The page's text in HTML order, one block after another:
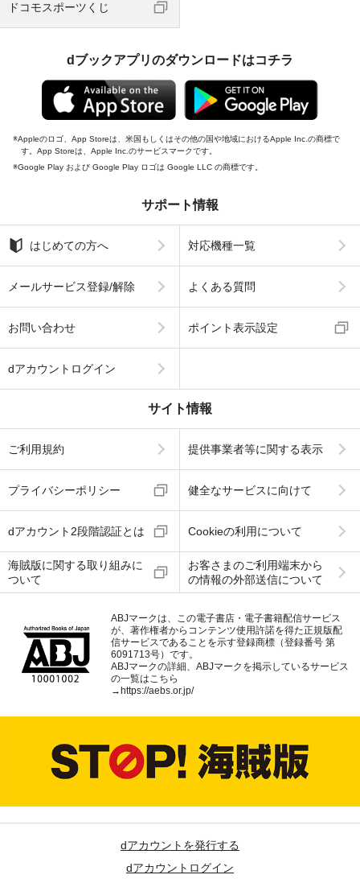
ドコモスポーツくじ
dブックアプリのダウンロードはコチラ
Appleのロゴ、App Storeは、米国もしくはその他の国や地域におけるApple Inc.の商標で
す。App Storeは、Apple Inc.のサービスマークです。
Google Play および Google Play ロゴは Google LLC の商標です。
サポート情報
はじめての方へ 対応機種一覧
メールサービス登録/解除 よくある質問
お問い合わせ ポイント表示設定
dアカウントログイン
サイト情報
ご利用規約 提供事業者等に関する表示
プライバシーポリシー 健全なサービスに向けて
dアカウント2段階認証とは Cookieの利用について
海賊版に関する取り組みに
ついて
お客さまのご利用端末から
の情報の外部送信について
ABJマークは、この電子書店・電子書籍配信サービス
が、著作権者からコンテンツ使用許諾を得た正規版配
信サービスであることを示す登録商標（登録番号 第
6091713号）です。
ABJマークの詳細、ABJマークを掲示しているサービス
の一覧はこちら
→https://aebs.or.jp/
dアカウントを発行する
dアカウントログイン